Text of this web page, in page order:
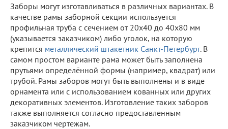
Заборы могут изготавливаться в различных вариантах. В
качестве рамы заборной секции используется
профильная труба с сечением от 20х40 до 40х80 мм
(указывается заказчиком) либо уголок, на которую
крепится металлический штакетник Санкт-Петербург. В
самом простом варианте рама может быть заполнена
прутьями определённой формы (например, квадрат) или
трубой. Рамы заборов могут быть выполнены и в виде
орнамента или с использованием кованных или других
декоративных элементов. Изготовление таких заборов
также выполняется согласно предоставленным
заказчиком чертежам.